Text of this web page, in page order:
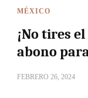
MÉXICO
¡No tires
abono
FEBRERO 26, 2024